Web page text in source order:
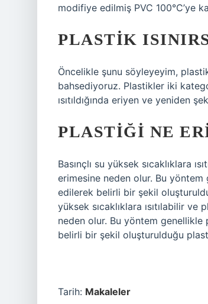
modifiye edilmiş PVC 100°C’ye
PLASTIK
Öncelikle şunu söyleyeyim,
bahsediyoruz. Plastikler iki
ısıtıldığında eriyen ve yeniden
PLASTIĞI NE
Basınçlı su yüksek sıcaklıklara
erimesine neden olur. Bu yöntem
edilerek belirli bir şekil
yüksek sıcaklıklara ısıtılabilir
neden olur. Bu yöntem genellikle
belirli bir şekil oluşturulduğu
Tarih: Makaleler